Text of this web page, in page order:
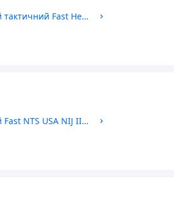
Шолом військовий тактичний Fast Helmet NIJ IIIA Куленепробивна Каска Койот + Чохол Мультикам
Шолом військовий Fast NTS USA NIJ IIIA Wendy РЕ Балістичний Каска Койот Мультикам навушники Walker`s чебурашка